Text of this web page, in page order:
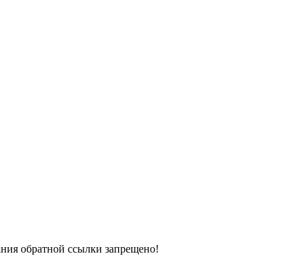
обратной ссылки запрещено!